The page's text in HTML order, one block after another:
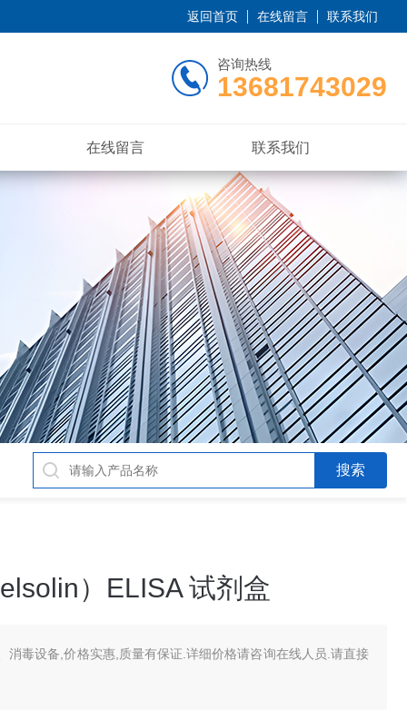
返回首页 在线留言 联系我们
咨询热线
13681743029
在线留言 联系我们
）ELISA 试剂盒
消毒设备,价格实惠,质量有保证.详细价格请咨询在线人员.请直接